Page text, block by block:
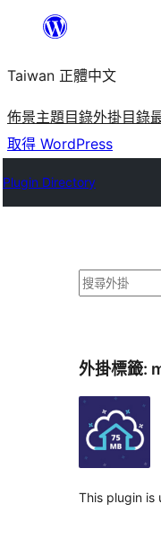
主
要
內
容
Taiwan 正體中文
佈景主題目錄外掛目錄
取得 WordPress
Plugin Directory
搜
外掛標籤:
This plugin is